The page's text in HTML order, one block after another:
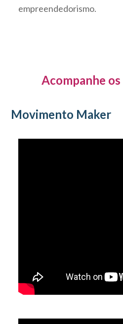
empreendedorismo.
Acompanhe
Movimento Maker